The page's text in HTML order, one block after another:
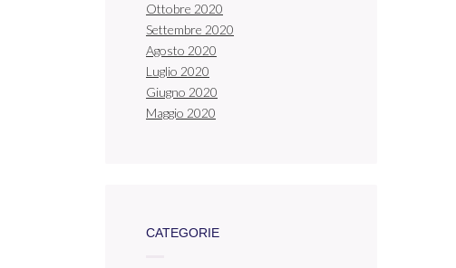
Ottobre 2020
Settembre 2020
Agosto 2020
Luglio 2020
Giugno 2020
Maggio 2020
CATEGORIE